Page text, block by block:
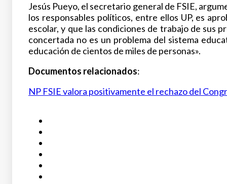
Jesús Pueyo, el secretario general de FSIE,
los responsables políticos, entre ellos UP, es
escolar, y que las condiciones de trabajo de sus
concertada no es un problema del sistema
educación de cientos de miles de personas».
Documentos relacionados:
NP FSIE valora positivamente el rechazo del